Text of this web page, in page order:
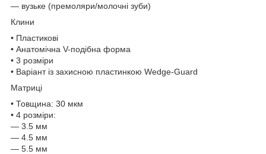
— вузьке (премоляри/молочні зуби)
Клини
• Пластикові
• Анатомічна V-подібна форма
• 3 розміри
• Варіант із захисною пластинкою Wedge-Guard
Матриці
• Товщина: 30 мкм
• 4 розміри:
— 3.5 мм
— 4.5 мм
— 5.5 мм